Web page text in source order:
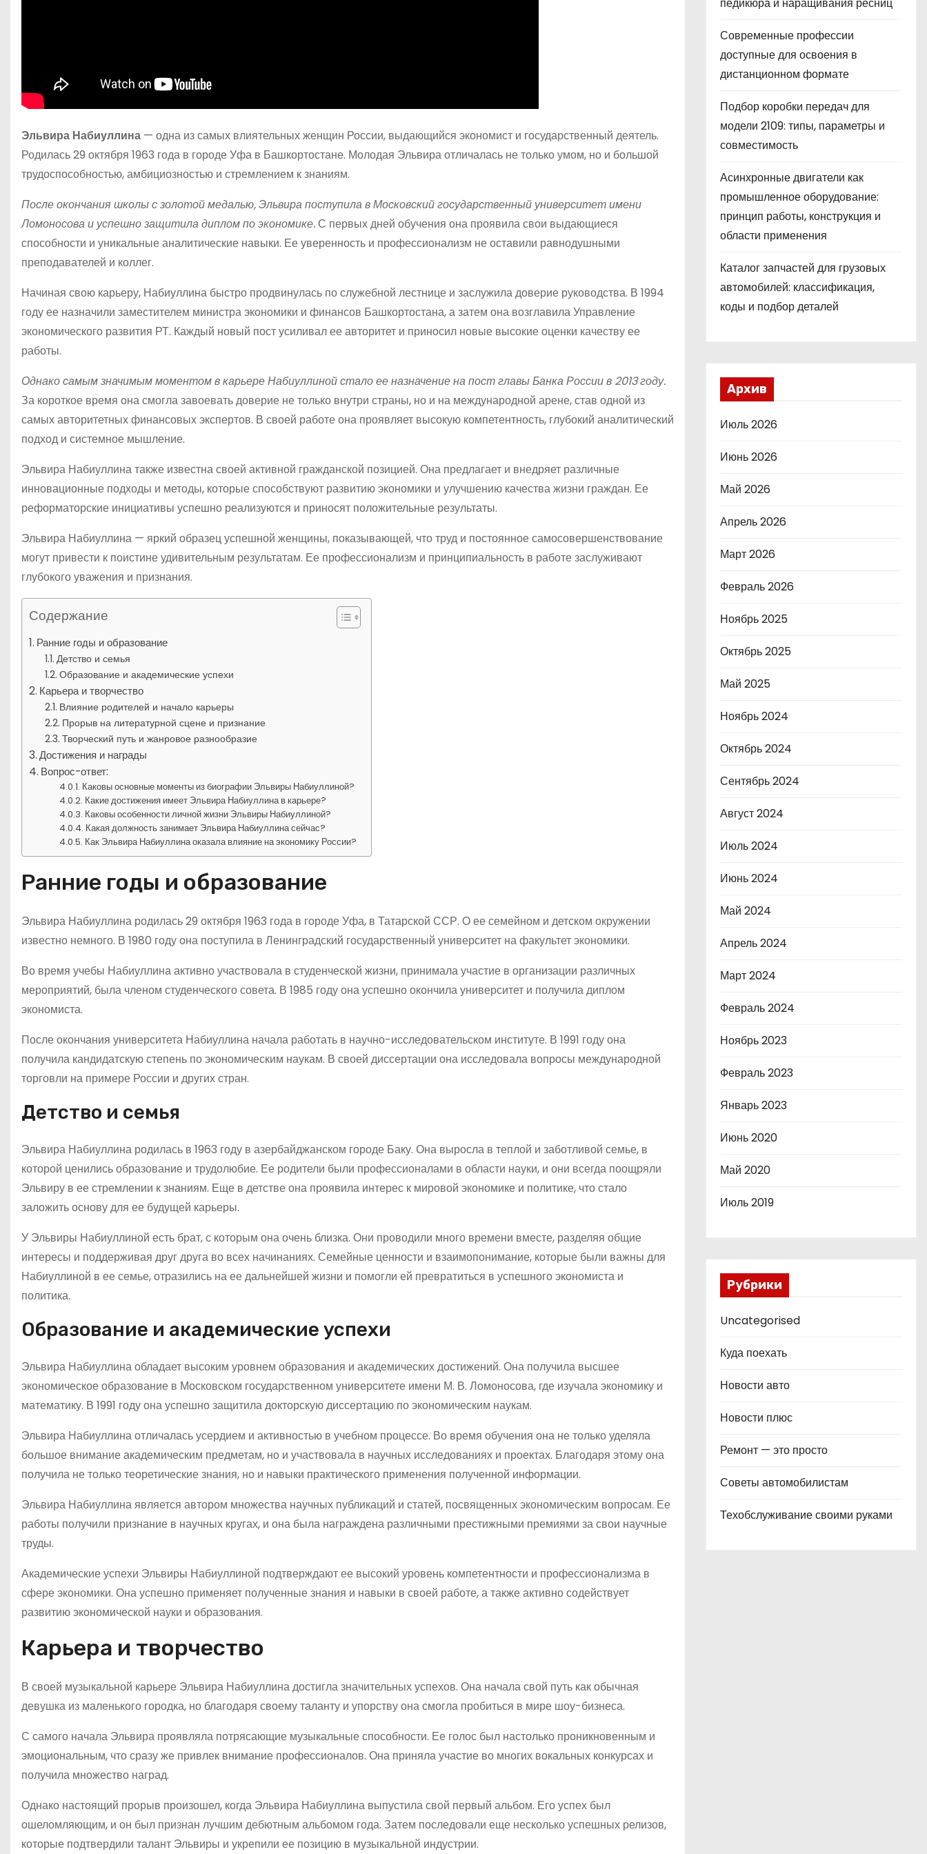
Эльвира Набиуллина — одна из самых влиятельных женщин России, выдающийся экономист и государственный деятель.
Родилась 29 октября 1963 года в городе Уфа в Башкортостане. Молодая Эльвира отличалась не только умом, но и большой
трудоспособностью, амбициозностью и стремлением к знаниям.
После окончания школы с золотой медалью, Эльвира поступила в Московский государственный университет имени
Ломоносова и успешно защитила диплом по экономике.С первых дней обучения она проявила свои выдающиеся
способности и уникальные аналитические навыки. Ее уверенность и профессионализм не оставили равнодушными
преподавателей и коллег.
Начиная свою карьеру, Набиуллина быстро продвинулась по служебной лестнице и заслужила доверие руководства. В 1994
году ее назначили заместителем министра экономики и финансов Башкортостана, а затем она возглавила Управление
экономического развития РТ. Каждый новый пост усиливал ее авторитет и приносил новые высокие оценки качеству ее
работы.
Однако самым значимым моментом в карьере Набиуллиной стало ее назначение на пост главы Банка России в 2013 году.
За короткое время она смогла завоевать доверие не только внутри страны, но и на международной арене, став одной из
самых авторитетных финансовых экспертов. В своей работе она проявляет высокую компетентность, глубокий аналитический
подход и системное мышление.
Эльвира Набиуллина также известна своей активной гражданской позицией. Она предлагает и внедряет различные
инновационные подходы и методы, которые способствуют развитию экономики и улучшению качества жизни граждан. Ее
реформаторские инициативы успешно реализуются и приносят положительные результаты.
Эльвира Набиуллина — яркий образец успешной женщины, показывающей, что труд и постоянное самосовершенствование
могут привести к поистине удивительным результатам. Ее профессионализм и принципиальность в работе заслуживают
глубокого уважения и признания.
Содержание
Ранние годы и образование
Детство и семья
Образование и академические успехи
Карьера и творчество
Влияние родителей и начало карьеры
Прорыв на литературной сцене и признание
Творческий путь и жанровое разнообразие
Достижения и награды
Вопрос-ответ:
Каковы основные моменты из биографии Эльвиры Набиуллиной?
Какие достижения имеет Эльвира Набиуллина в карьере?
Каковы особенности личной жизни Эльвиры Набиуллиной?
Какая должность занимает Эльвира Набиуллина сейчас?
Как Эльвира Набиуллина оказала влияние на экономику России?
Ранние годы и образование
Эльвира Набиуллина родилась 29 октября 1963 года в городе Уфа, в Татарской ССР. О ее семейном и детском окружении
известно немного. В 1980 году она поступила в Ленинградский государственный университет на факультет экономики.
Во время учебы Набиуллина активно участвовала в студенческой жизни, принимала участие в организации различных
мероприятий, была членом студенческого совета. В 1985 году она успешно окончила университет и получила диплом
экономиста.
После окончания университета Набиуллина начала работать в научно-исследовательском институте. В 1991 году она
получила кандидатскую степень по экономическим наукам. В своей диссертации она исследовала вопросы международной
торговли на примере России и других стран.
Детство и семья
Эльвира Набиуллина родилась в 1963 году в азербайджанском городе Баку. Она выросла в теплой и заботливой семье, в
которой ценились образование и трудолюбие. Ее родители были профессионалами в области науки, и они всегда поощряли
Эльвиру в ее стремлении к знаниям. Еще в детстве она проявила интерес к мировой экономике и политике, что стало
заложить основу для ее будущей карьеры.
У Эльвиры Набиуллиной есть брат, с которым она очень близка. Они проводили много времени вместе, разделяя общие
интересы и поддерживая друг друга во всех начинаниях. Семейные ценности и взаимопонимание, которые были важны для
Набиуллиной в ее семье, отразились на ее дальнейшей жизни и помогли ей превратиться в успешного экономиста и
политика.
Образование и академические успехи
Эльвира Набиуллина обладает высоким уровнем образования и академических достижений. Она получила высшее
экономическое образование в Московском государственном университете имени М. В. Ломоносова, где изучала экономику и
математику. В 1991 году она успешно защитила докторскую диссертацию по экономическим наукам.
Эльвира Набиуллина отличалась усердием и активностью в учебном процессе. Во время обучения она не только уделяла
большое внимание академическим предметам, но и участвовала в научных исследованиях и проектах. Благодаря этому она
получила не только теоретические знания, но и навыки практического применения полученной информации.
Эльвира Набиуллина является автором множества научных публикаций и статей, посвященных экономическим вопросам. Ее
работы получили признание в научных кругах, и она была награждена различными престижными премиями за свои научные
труды.
Академические успехи Эльвиры Набиуллиной подтверждают ее высокий уровень компетентности и профессионализма в
сфере экономики. Она успешно применяет полученные знания и навыки в своей работе, а также активно содействует
развитию экономической науки и образования.
Карьера и творчество
В своей музыкальной карьере Эльвира Набиуллина достигла значительных успехов. Она начала свой путь как обычная
девушка из маленького городка, но благодаря своему таланту и упорству она смогла пробиться в мире шоу-бизнеса.
С самого начала Эльвира проявляла потрясающие музыкальные способности. Ее голос был настолько проникновенным и
эмоциональным, что сразу же привлек внимание профессионалов. Она приняла участие во многих вокальных конкурсах и
получила множество наград.
Однако настоящий прорыв произошел, когда Эльвира Набиуллина выпустила свой первый альбом. Его успех был
ошеломляющим, и он был признан лучшим дебютным альбомом года. Затем последовали еще несколько успешных релизов,
которые подтвердили талант Эльвиры и укрепили ее позицию в музыкальной индустрии.
Современные профессии
доступные для освоения в
дистанционном формате
Подбор коробки передач для
модели 2109: типы, параметры и
совместимость
Асинхронные двигатели как
промышленное оборудование:
принцип работы, конструкция и
области применения
Каталог запчастей для грузовых
автомобилей: классификация,
коды и подбор деталей
Архив
Июль 2026
Июнь 2026
Май 2026
Апрель 2026
Март 2026
Февраль 2026
Ноябрь 2025
Октябрь 2025
Май 2025
Ноябрь 2024
Октябрь 2024
Сентябрь 2024
Август 2024
Июль 2024
Июнь 2024
Май 2024
Апрель 2024
Март 2024
Февраль 2024
Ноябрь 2023
Февраль 2023
Январь 2023
Июнь 2020
Май 2020
Июль 2019
Рубрики
Uncategorised
Куда поехать
Новости авто
Новости плюс
Ремонт — это просто
Советы автомобилистам
Техобслуживание своими руками